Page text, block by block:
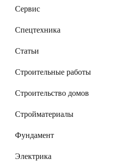
Сервис
Спецтехника
Статьи
Строительные работы
Строительство домов
Стройматериалы
Фундамент
Электрика